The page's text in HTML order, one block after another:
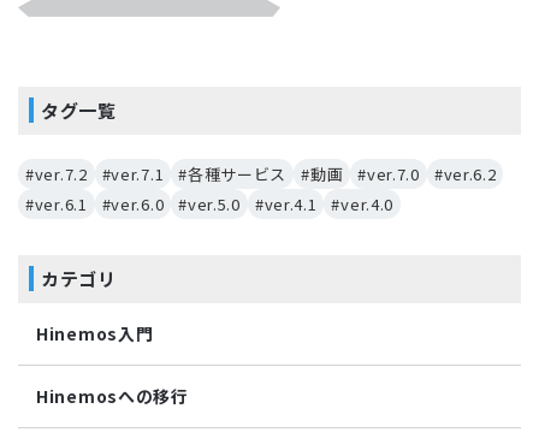
タグ一覧
#ver.7.2 #ver.7.1 #各種サービス #動画 #ver.7.0
#ver.6.2
#ver.6.1
#ver.6.0 #ver.5.0 #ver.4.1 #ver.4.0
カテゴリ
Hinemos入門
Hinemosへの移行